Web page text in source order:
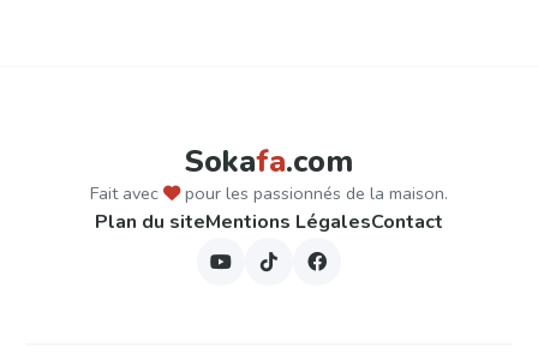
Sokafa.com
Fait avec pour les passionnés de la maison.
Plan du siteMentions LégalesContact